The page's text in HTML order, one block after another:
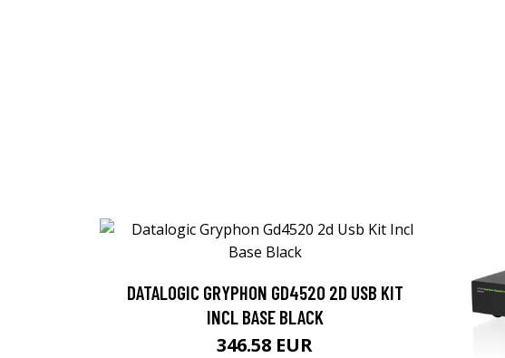
DATALOGIC GRYPHON GD4520 2D USB KIT
INCL BASE BLACK
346.58 EUR